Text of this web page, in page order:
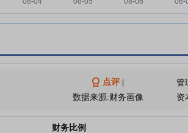
点评
数据来源:财务画像
管
资
财务比例